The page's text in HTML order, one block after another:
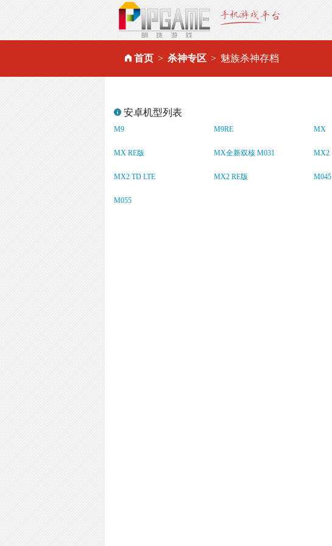
首页 杀神专区 魅族杀神存档
安卓机型列表
M9 M9RE MX
MX RE版 MX全新双核 M031 MX2
MX2 TD LTE MX2 RE版 M045
M055